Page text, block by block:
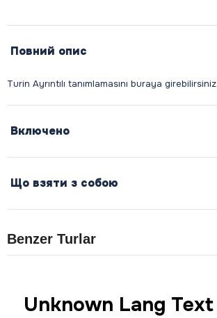
Повний опис
Включено
Що взяти з собою
Benzer Turlar
Unknown Lang